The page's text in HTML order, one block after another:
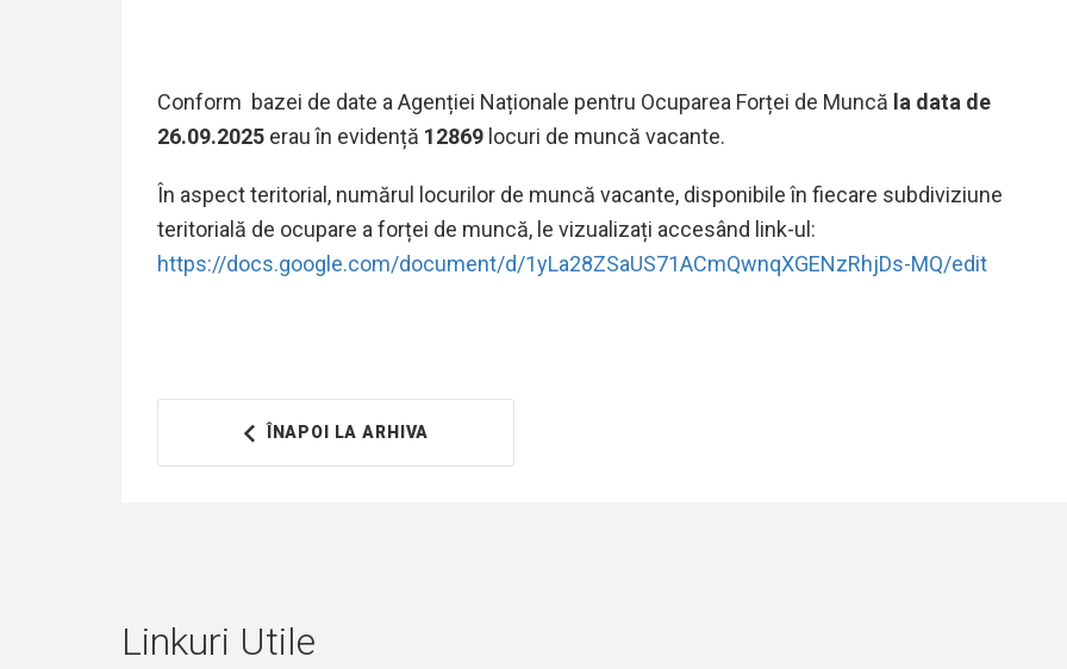
Conform bazei de date a Agenției Naționale pentru Ocuparea Forței de Muncă la data de
26.09.2025 erau în evidență 12869 locuri de muncă vacante.
În aspect teritorial, numărul locurilor de muncă vacante, disponibile în fiecare subdiviziune
teritorială de ocupare a forței de muncă, le vizualizați accesând link-ul:
https://docs.google.com/document/d/1yLa28ZSaUS71ACmQwnqXGENzRhjDs-MQ/edit
ÎNAPOI LA ARHIVA
Linkuri Utile